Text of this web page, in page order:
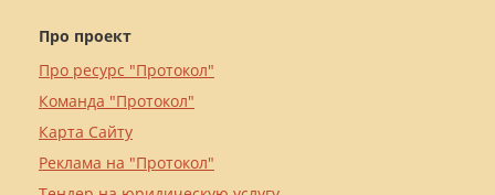
Про проект
Про ресурс "Протокол"
Команда "Протокол"
Карта Сайту
Реклама на "Протокол"